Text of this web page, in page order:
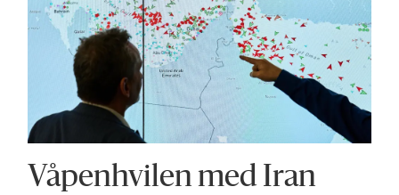
Våpenhvilen med Iran